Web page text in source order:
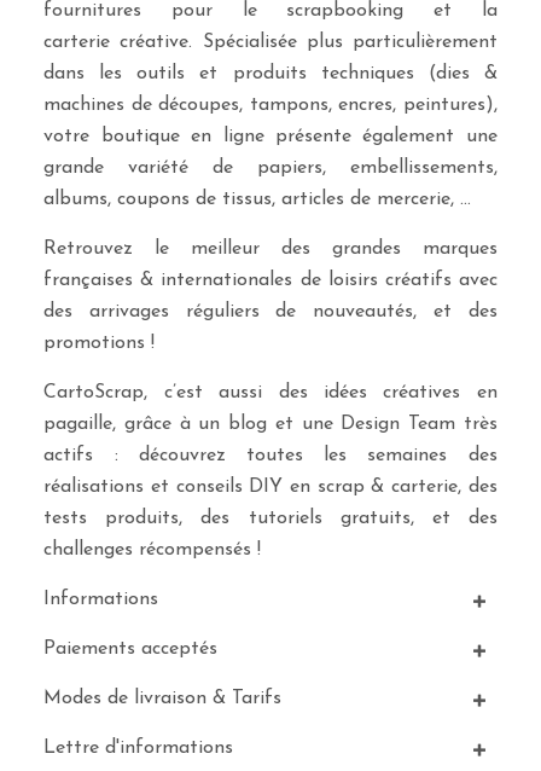
fournitures pour le scrapbooking et la
carterie créative. Spécialisée plus particulièrement
dans les outils et produits techniques (dies &
machines de découpes, tampons, encres, peintures),
votre boutique en ligne présente également une
grande variété de papiers, embellissements,
albums, coupons de tissus, articles de mercerie, …
Retrouvez le meilleur des grandes marques
françaises & internationales de loisirs créatifs avec
des arrivages réguliers de nouveautés, et des
promotions !
CartoScrap, c’est aussi des idées créatives en
pagaille, grâce à un blog et une Design Team très
actifs : découvrez toutes les semaines des
réalisations et conseils DIY en scrap & carterie, des
tests produits, des tutoriels gratuits, et des
challenges récompensés !
Informations
Paiements acceptés
Modes de livraison & Tarifs
Lettre d'informations